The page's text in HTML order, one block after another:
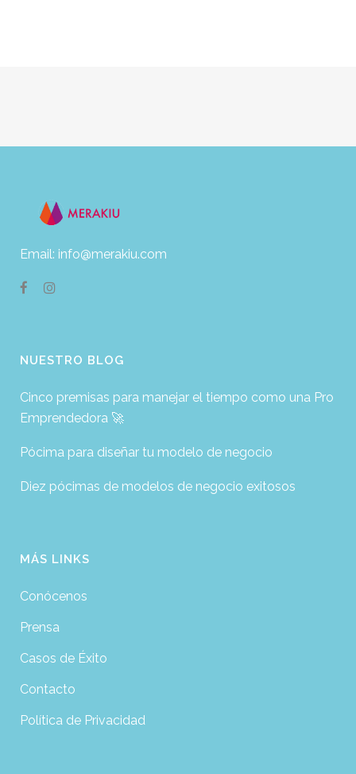
Email: info@merakiu.com
NUESTRO BLOG
Cinco premisas para manejar el tiempo como una Pro
Emprendedora 🚀
Pócima para diseñar tu modelo de negocio
Diez pócimas de modelos de negocio exitosos
MÁS LINKS
Conócenos
Prensa
Casos de Éxito
Contacto
Política de Privacidad